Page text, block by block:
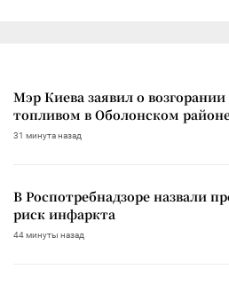
Мэр Киева заявил о возгорании
топливом в Оболонском
31 минута назад
В Роспотребнадзоре назвали
риск инфаркта
44 минуты назад